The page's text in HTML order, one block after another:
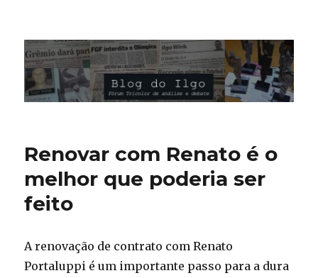
Blog do Ilgo Wink
Renovar com Renato é o
melhor que poderia ser
feito
A renovação de contrato com Renato
Portaluppi é um importante passo para a dura